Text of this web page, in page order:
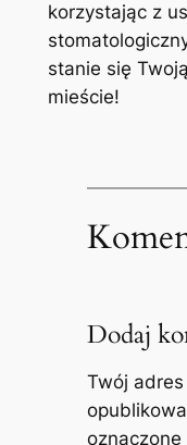
korzystając z
stanie się
mieście!
Dodaj
Twój
oznaczone